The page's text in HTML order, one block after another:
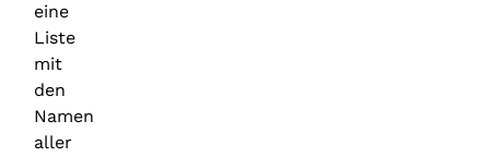
eine
Liste
mit
den
Namen
aller